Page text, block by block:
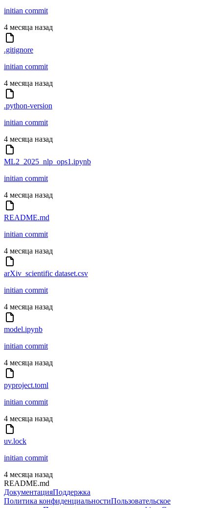
initian commit
4 месяца назад
.gitignore
initian commit
4 месяца назад
.python-version
initian commit
4 месяца назад
ML2_2025_nlp_ops1.ipynb
initian commit
4 месяца назад
README.md
initian commit
4 месяца назад
arXiv_scientific dataset.csv
initian commit
4 месяца назад
model.ipynb
initian commit
4 месяца назад
pyproject.toml
initian commit
4 месяца назад
uv.lock
initian commit
4 месяца назад
README.md
ДокументацияПоддержка
Политика конфиденциальностиПользовательское